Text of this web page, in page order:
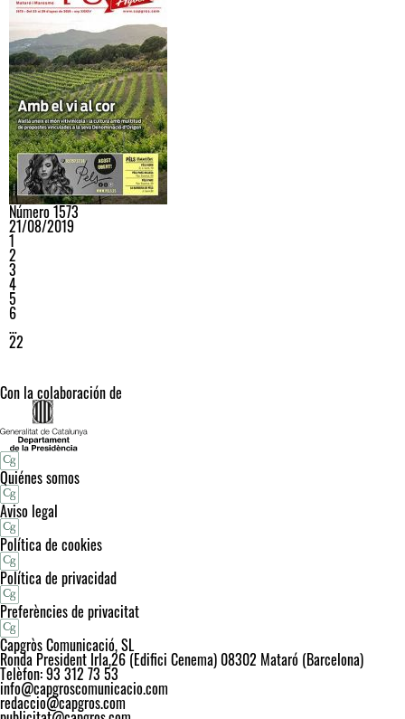
Número 1573
21/08/2019
1
2
3
4
5
6
…
22
Con la colaboración de
Quiénes somos
Aviso legal
Política de cookies
Política de privacidad
Preferències de privacitat
Capgròs Comunicació, SL
Ronda President Irla,26 (Edifici Cenema) 08302 Mataró (Barcelona)
Telèfon: 93 312 73 53
info@capgroscomunicacio.com
redaccio@capgros.com